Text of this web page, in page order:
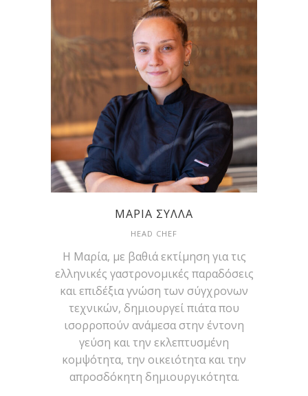
ΜΑΡΊΑ ΣΎΛΛΑ
HEAD CHEF
Η Μαρία, με βαθιά εκτίμηση για τις
ελληνικές γαστρονομικές παραδόσεις
και επιδέξια γνώση των σύγχρονων
τεχνικών, δημιουργεί πιάτα που
ισορροπούν ανάμεσα στην έντονη
γεύση και την εκλεπτυσμένη
κομψότητα, την οικειότητα και την
απροσδόκητη δημιουργικότητα.